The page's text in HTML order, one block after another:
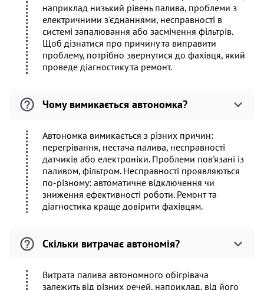
наприклад низький рівень палива, проблеми з
електричними з'єднаннями, несправності в
системі запалювання або засмічення фільтрів.
Щоб дізнатися про причину та виправити
проблему, потрібно звернутися до фахівця, який
проведе діагностику та ремонт.
Чому вимикається автономка?
Автономка вимикається з різних причин:
перегрівання, нестача палива, несправності
датчиків або електроніки. Проблеми пов'язані із
паливом, фільтром. Несправності проявляються
по-різному: автоматичне відключення чи
зниження ефективності роботи. Ремонт та
діагностика краще довірити фахівцям.
Скільки витрачає автономія?
Витрата палива автономного обігрівача
залежить від різних речей, наприклад, від його